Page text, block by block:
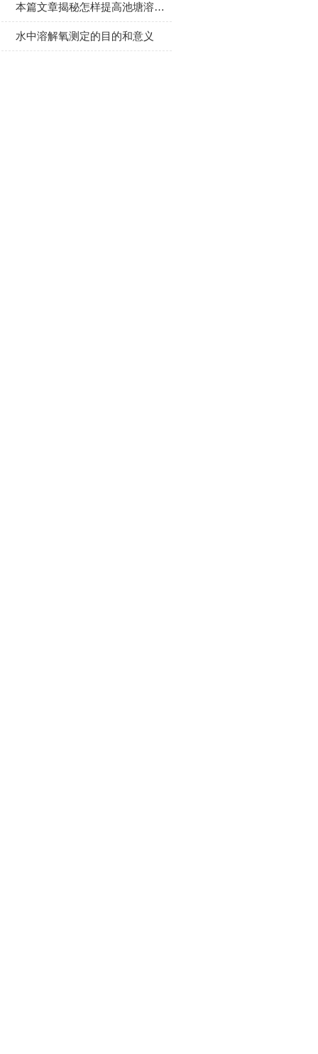
本篇文章揭秘怎样提高池塘溶解氧！
水中溶解氧测定的目的和意义